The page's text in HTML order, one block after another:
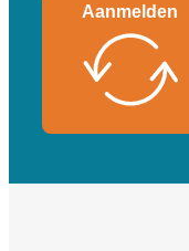
Aanmelden